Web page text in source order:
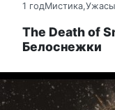
1 годМистика,Ужасы
The Death of
Белоснежки